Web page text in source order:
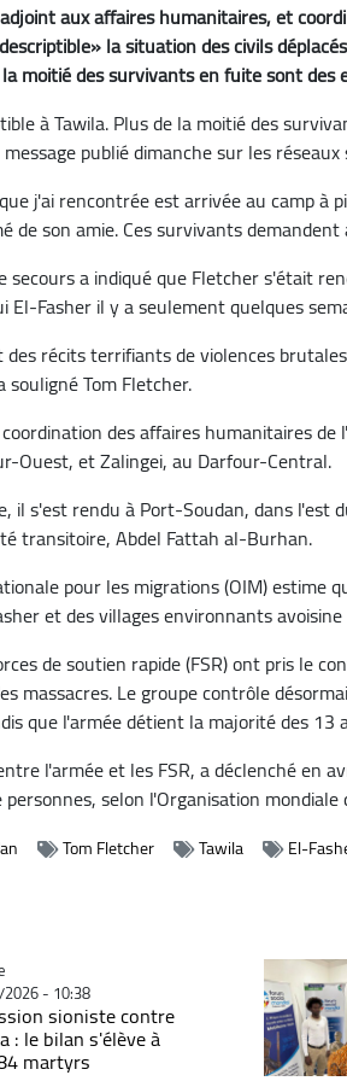
aux affaires humanitaires, et
la situation des civils
moitié des survivants en fuite sont des
à Tawila. Plus de la moitié des
publié dimanche sur les réseaux
j'ai rencontrée est arrivée au camp à
de son amie. Ces survivants
secours a indiqué que Fletcher s'était
El-Fasher il y a seulement quelques
récits terrifiants de violences
Tom Fletcher.
des affaires humanitaires
Ouest, et Zalingei, au Darfour-Central.
il s'est rendu à Port-Soudan, dans l'est
transitoire, Abdel Fattah al-Burhan.
pour les migrations (OIM) estime
et des villages environnants
de soutien rapide (FSR) ont pris le
massacres. Le groupe contrôle
que l'armée détient la majorité des
l'armée et les FSR, a déclenché en
selon l'Organisation
Tom Fletcher Tawila El-
- 10:38
sioniste contre
: le bilan s'élève à
martyrs